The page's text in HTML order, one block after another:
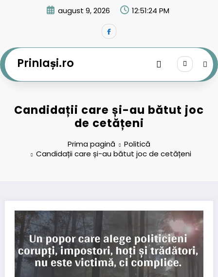
august 9, 2026 12:51:25 PM
PrinIași.ro
Candidații care și-au bătut joc
de cetățeni
Prima pagină
Politică
Candidații care și-au bătut joc de cetățeni